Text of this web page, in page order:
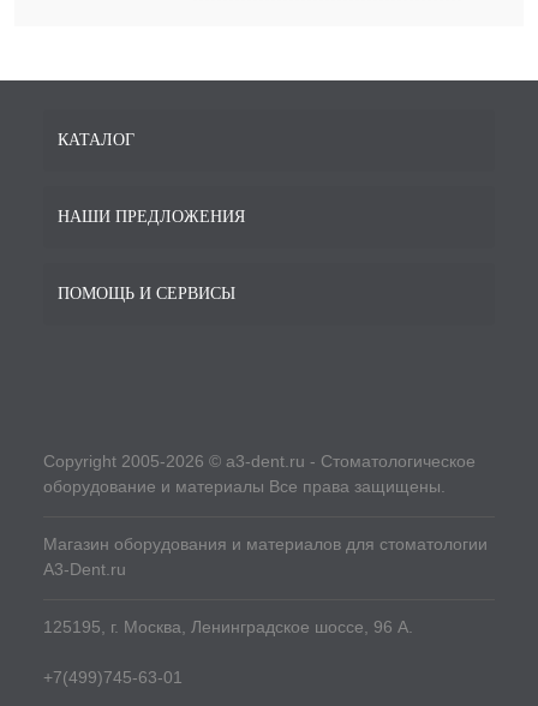
КАТАЛОГ
НАШИ ПРЕДЛОЖЕНИЯ
ПОМОЩЬ И СЕРВИСЫ
Copyright 2005-2026 © a3-dent.ru - Стоматологическое
оборудование и материалы Все права защищены.
Магазин оборудования и материалов для стоматологии
A3-Dent.ru
125195, г. Москва, Ленинградское шоссе, 96 А.
+7(499)745-63-01